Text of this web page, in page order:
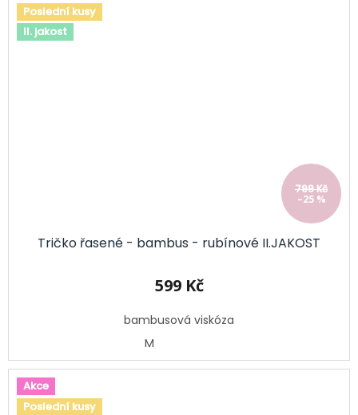
Poslední kusy
II. jakost
799 Kč
–25 %
Tričko řasené - bambus - rubínové II.JAKOST
599 Kč
bambusová viskóza
M
Akce
Poslední kusy